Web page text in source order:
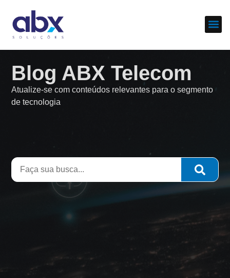
Blog ABX Telecom
Atualize-se com conteúdos relevantes para o segmento
de tecnologia